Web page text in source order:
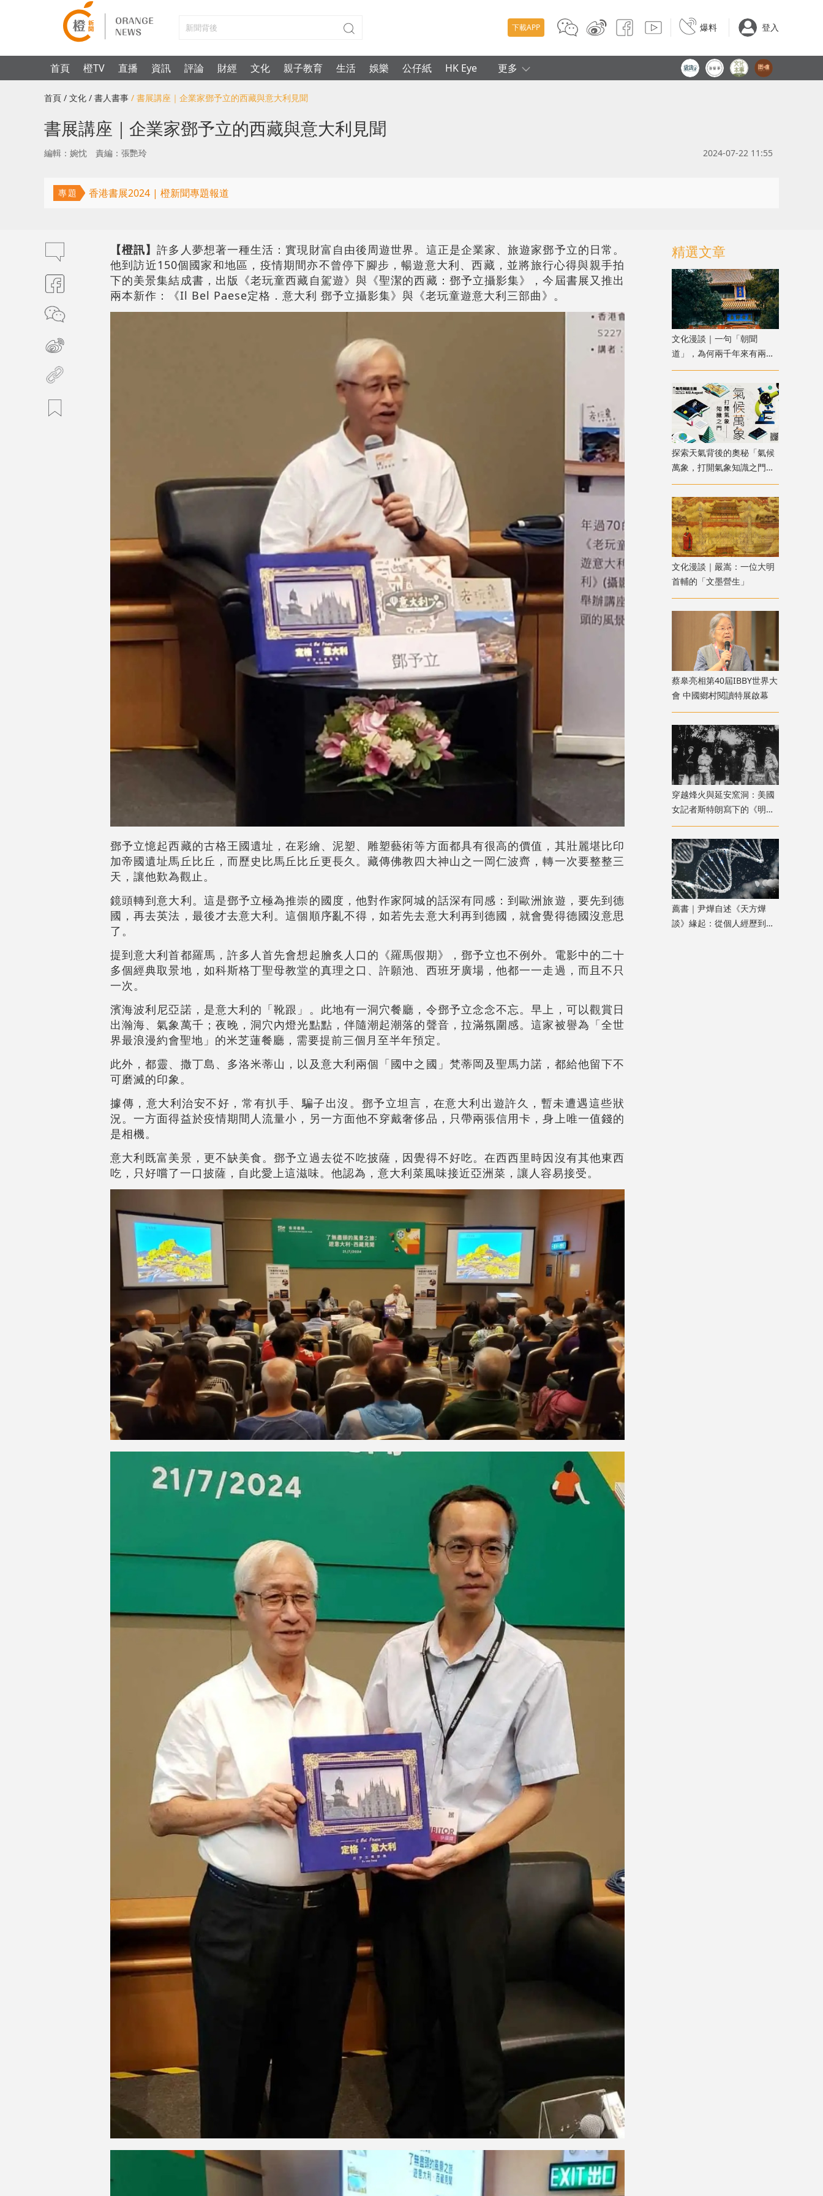
下載APP 爆料 登入
首頁 橙TV 直播 資訊 評論 財經 文化 親子教育 生活 娛樂 公仔紙 HK Eye 更多
首頁 / 文化 / 書人書事 / 書展講座｜企業家鄧予立的西藏與意大利見聞
書展講座｜企業家鄧予立的西藏與意大利見聞
編輯：婉忱 責編：張艷玲 2024-07-22 11:55
專題 香港書展2024 | 橙新聞專題報道
【橙訊】許多人夢想著一種生活：實現財富自由後周遊世界。這正是企業家、旅遊家鄧予立的日常。
他到訪近150個國家和地區，疫情期間亦不曾停下腳步，暢遊意大利、西藏，並將旅行心得與親手拍
下的美景集結成書，出版《老玩童西藏自駕遊》與《聖潔的西藏：鄧予立攝影集》，今屆書展又推出
兩本新作：《Il Bel Paese定格．意大利 鄧予立攝影集》與《老玩童遊意大利三部曲》。
鄧予立憶起西藏的古格王國遺址，在彩繪、泥塑、雕塑藝術等方面都具有很高的價值，其壯麗堪比印
加帝國遺址馬丘比丘，而歷史比馬丘比丘更長久。藏傳佛教四大神山之一岡仁波齊，轉一次要整整三
天，讓他歎為觀止。
鏡頭轉到意大利。這是鄧予立極為推崇的國度，他對作家阿城的話深有同感：到歐洲旅遊，要先到德
國，再去英法，最後才去意大利。這個順序亂不得，如若先去意大利再到德國，就會覺得德國沒意思
了。
提到意大利首都羅馬，許多人首先會想起膾炙人口的《羅馬假期》， 鄧予立也不例外。電影中的二十
多個經典取景地，如科斯格丁聖母教堂的真理之口、許願池、西班牙廣場，他都一一走過，而且不只
一次。
濱海波利尼亞諾，是意大利的「靴跟」。此地有一洞穴餐廳，令鄧予立念念不忘。早上，可以觀賞日
出瀚海、氣象萬千；夜晚，洞穴內燈光點點，伴隨潮起潮落的聲音，拉滿氛圍感。這家被譽為「全世
界最浪漫約會聖地」的米芝蓮餐廳，需要提前三個月至半年預定。
此外，都靈、撒丁島、多洛米蒂山，以及意大利兩個「國中之國」梵蒂岡及聖馬力諾，都給他留下不
可磨滅的印象。
據傳，意大利治安不好，常有扒手、騙子出沒。 鄧予立坦言，在意大利出遊許久，暫未遭遇這些狀
況。一方面得益於疫情期間人流量小，另一方面他不穿戴奢侈品，只帶兩張信用卡，身上唯一值錢的
是相機。
意大利既富美景，更不缺美食。鄧予立過去從不吃披薩，因覺得不好吃。在西西里時因沒有其他東西
吃，只好嚐了一口披薩，自此愛上這滋味。他認為，意大利菜風味接近亞洲菜，讓人容易接受。
精選文章
文化漫談｜一句「朝聞
道」，為何兩千年來有兩種
解讀？
探索天氣背後的奧秘「氣候
萬象，打開氣象知識之門」
主題書展
文化漫談｜嚴嵩：一位大明
首輔的「文墨營生」
蔡皋亮相第40屆IBBY世界大
會 中國鄉村閱讀特展啟幕
穿越烽火與延安窯洞：美國
女記者斯特朗寫下的《明日
中國》
薦書｜尹燁自述《天方燁
談》緣起：從個人經歷到生